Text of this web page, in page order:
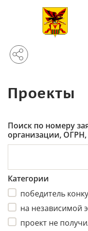
Проекты
Поиск по номеру
организации,
Категории
победитель
на независимой
проект не